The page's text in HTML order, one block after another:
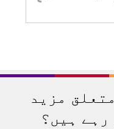
مزید
رہے ہیں؟